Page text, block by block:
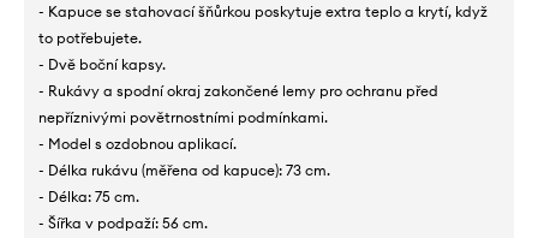
- Kapuce se stahovací šňůrkou poskytuje extra teplo a krytí, když
to potřebujete.
- Dvě boční kapsy.
- Rukávy a spodní okraj zakončené lemy pro ochranu před
nepříznivými povětrnostními podmínkami.
- Model s ozdobnou aplikací.
- Délka rukávu (měřena od kapuce): 73 cm.
- Délka: 75 cm.
- Šířka v podpaží: 56 cm.